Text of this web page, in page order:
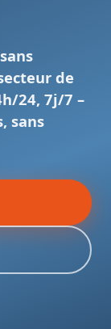
de
24, 7j/7 –
sans